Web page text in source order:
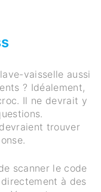
vaisselle aussi
? Idéalement,
Il ne devrait y
trouver
scanner le code
à des